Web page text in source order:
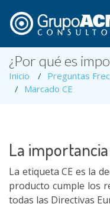
¿Por qué es
Inicio Preguntas
Marcado CE
La
La etiqueta CE es la
producto cumple los
todas las Directivas